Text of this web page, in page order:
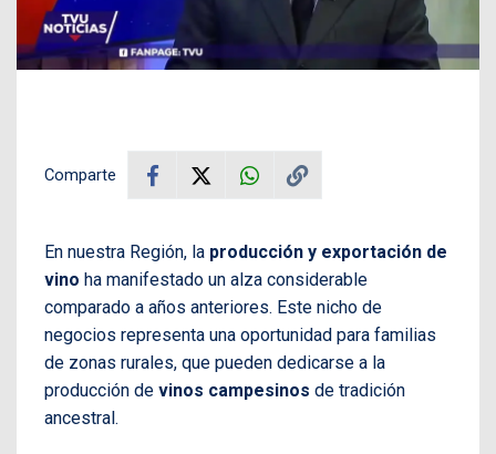
Comparte
En nuestra Región, la producción y exportación de
vino ha manifestado un alza considerable
comparado a años anteriores. Este nicho de
negocios representa una oportunidad para familias
de zonas rurales, que pueden dedicarse a la
producción de vinos campesinos de tradición
ancestral.